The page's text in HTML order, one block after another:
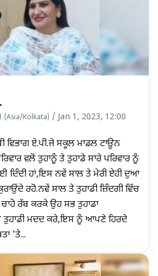
(Asia/Kolkata) / Jan 1, 2023, 12:00
ਵਿਭਾਗ ਏ.ਪੀ.ਜੇ ਸਕੂਲ ਮਾਡਲ ਟਾਊਨ
ਵਲੋਂ ਤੁਹਾਨੂੰ ਤੇ ਤੁਹਾਡੇ ਸਾਰੇ ਪਰਿਵਾਰ ਨੂੰ
ਦਿੰਦੀ ਹਾਂ,ਇਸ ਨਵੇਂ ਸਾਲ ਤੇ ਮੇਰੀ ਏਹੀ ਦੁਆ
ਰਹੋ.ਨਵੇਂ ਸਾਲ ਤੇ ਤੁਹਾਡੀ ਜ਼ਿੰਦਗੀ ਵਿੱਚ
ਰੱਬ ਕਰਕੇ ਉਹ ਸਭ ਤੁਹਾਡਾ
ਤੁਹਾਡੀ ਮਦਦ ਕਰੇ,ਇਸ ਨੂੰ ਆਪਣੇ ਹਿਰਦੇ
'ਤੇ...